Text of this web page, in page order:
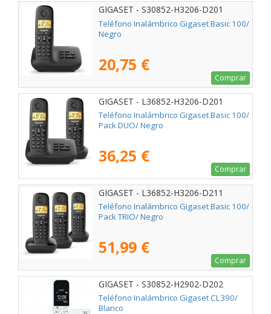
GIGASET - S30852-H3206-D201
Teléfono Inalámbrico Gigaset Basic 100/
Negro
20,75 €
Comprar
GIGASET - L36852-H3206-D201
Teléfono Inalámbrico Gigaset Basic 100/
Pack DUO/ Negro
36,25 €
Comprar
GIGASET - L36852-H3206-D211
Teléfono Inalámbrico Gigaset Basic 100/
Pack TRIO/ Negro
51,99 €
Comprar
GIGASET - S30852-H2902-D202
Teléfono Inalámbrico Gigaset CL390/
Blanco